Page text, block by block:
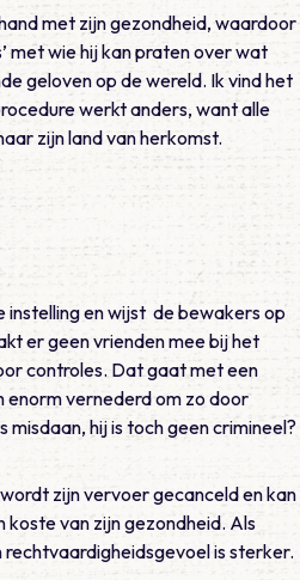
met zijn gezondheid, waardoor
met wie hij kan praten over wat
geloven op de wereld. Ik vind het
werkt anders, want alle
zijn land van herkomst.
instelling en wijst de bewakers op
er geen vrienden mee bij het
controles. Dat gaat met een
enorm vernederd om zo door
hij is toch geen crimineel?
zijn vervoer gecanceld en kan
koste van zijn gezondheid. Als
is sterker.